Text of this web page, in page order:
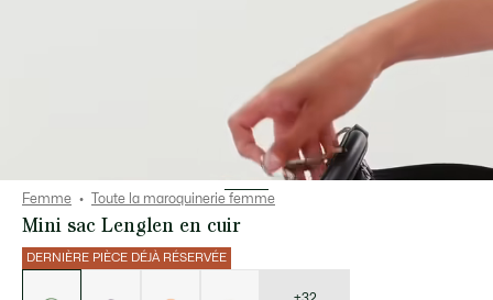
Femme Toute la maroquinerie femme
Mini sac Lenglen en cuir
DERNIÈRE PIÈCE DÉJÀ RÉSERVÉE
déclinaisons